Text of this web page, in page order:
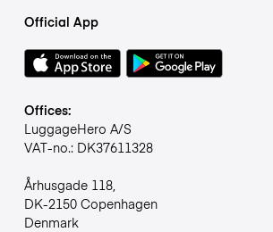
Official App
Offices:
LuggageHero A/S
VAT-no.: DK37611328
Århusgade 118,
DK-2150 Copenhagen
Denmark